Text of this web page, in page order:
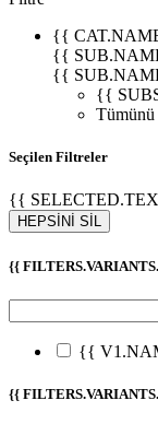
{{
{{
{{
{{
Seçilen Filtreler
{{
HEPSİNİ SİL
{{
{{
{{